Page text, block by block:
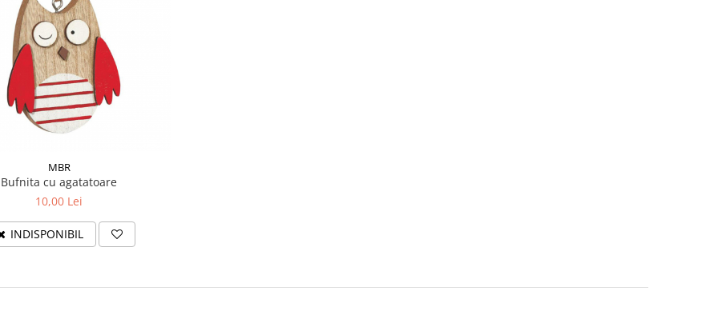
MBR
Bufnita cu agatatoare
10,00 Lei
INDISPONIBIL